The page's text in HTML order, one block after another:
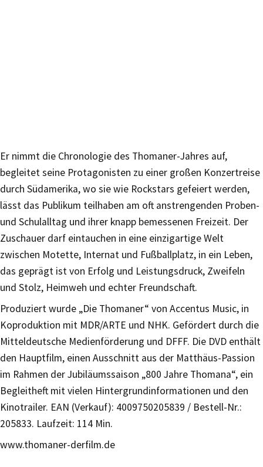
Er nimmt die Chronologie des Thomaner-Jahres auf,
begleitet seine Protagonisten zu einer großen Konzertreise
durch Südamerika, wo sie wie Rockstars gefeiert werden,
lässt das Publikum teilhaben am oft anstrengenden Proben-
und Schulalltag und ihrer knapp bemessenen Freizeit. Der
Zuschauer darf eintauchen in eine einzigartige Welt
zwischen Motette, Internat und Fußballplatz, in ein Leben,
das geprägt ist von Erfolg und Leistungsdruck, Zweifeln
und Stolz, Heimweh und echter Freundschaft.
Produziert wurde „Die Thomaner“ von Accentus Music, in
Koproduktion mit MDR/ARTE und NHK. Gefördert durch die
Mitteldeutsche Medienförderung und DFFF. Die DVD enthält
den Hauptfilm, einen Ausschnitt aus der Matthäus-Passion
im Rahmen der Jubiläumssaison „800 Jahre Thomana“, ein
Begleitheft mit vielen Hintergrundinformationen und den
Kinotrailer. EAN (Verkauf): 4009750205839 / Bestell-Nr.:
205833. Laufzeit: 114 Min.
www.thomaner-derfilm.de